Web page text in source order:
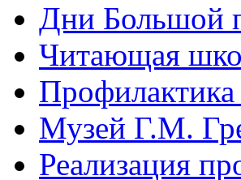
Дни Большой
Читающая
Музей Г.М.
Реализация